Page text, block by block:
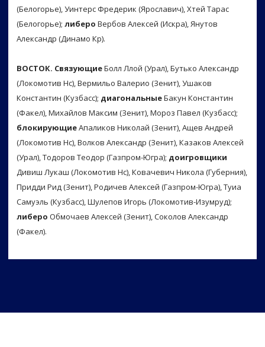
(Белогорье), Уинтерс Фредерик (Ярославич), Хтей Тарас
(Белогорье); либеро Вербов Алексей (Искра), Янутов
Александр (Динамо Кр).
ВОСТОК. СвязующиеБолл Ллой (Урал), Бутько Александр
(Локомотив Нс), Вермильо Валерио (Зенит), Ушаков
Константин (Кузбасс); диагональныеБакун Константин
(Факел), Михайлов Максим (Зенит), Мороз Павел (Кузбасс);
блокирующиеАпаликов Николай (Зенит), Ащев Андрей
(Локомотив Нс), Волков Александр (Зенит), Казаков Алексей
(Урал), Тодоров Теодор (Газпром-Югра); доигровщики
Дивиш Лукаш (Локомотив Нс), Ковачевич Никола (Губерния),
Придди Рид (Зенит), Родичев Алексей (Газпром-Югра), Туиа
Самуэль (Кузбасс), Шулепов Игорь (Локомотив-Изумруд);
либеро Обмочаев Алексей (Зенит), Соколов Александр
(Факел).